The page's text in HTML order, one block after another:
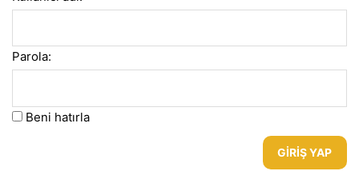
Parola:
Beni hatırla
GIRIŞ YAP